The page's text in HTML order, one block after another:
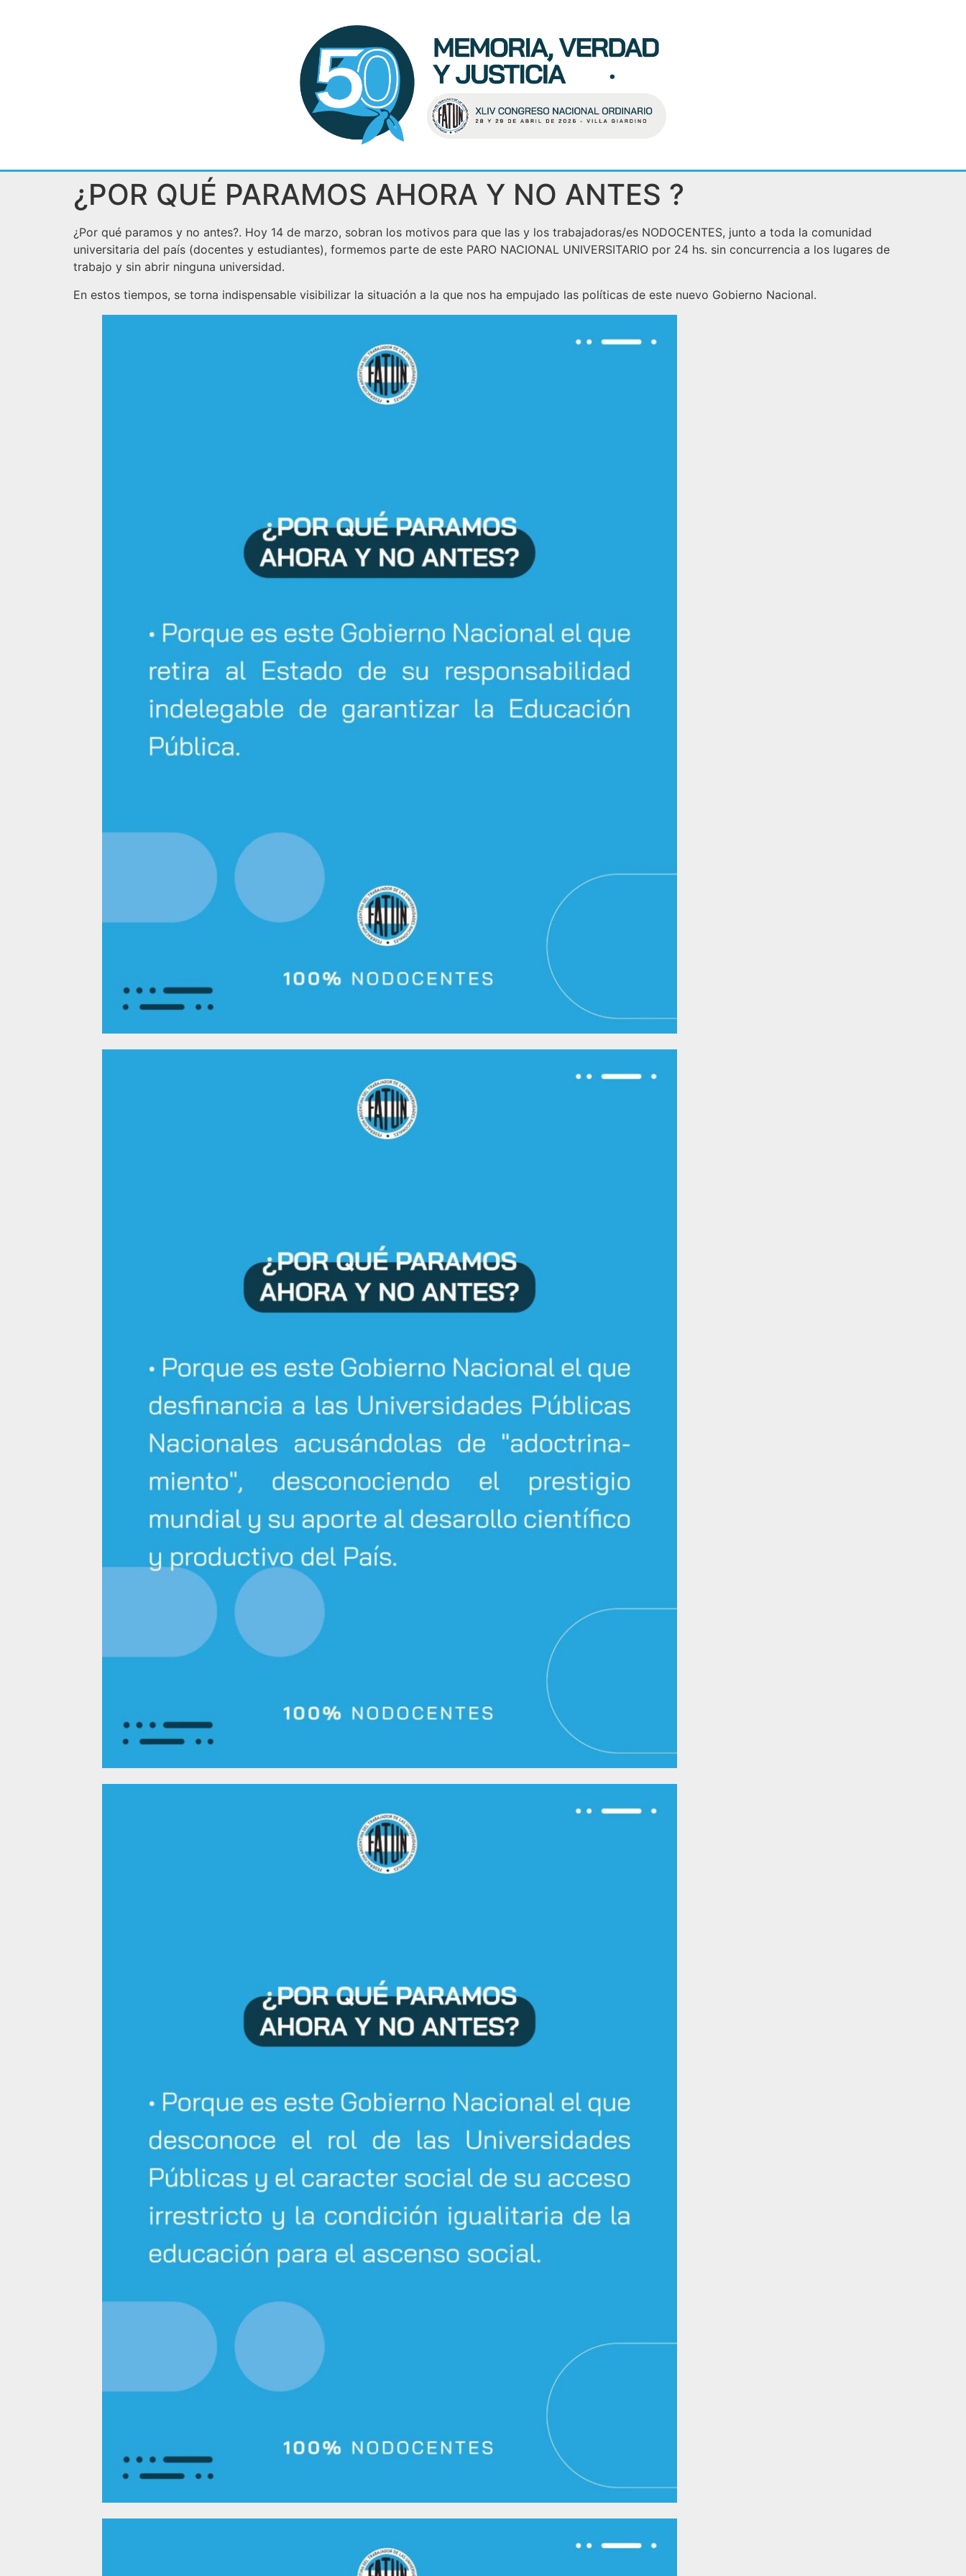
¿POR QUÉ PARAMOS AHORA Y NO ANTES ?
¿Por qué paramos y no antes?. Hoy 14 de marzo, sobran los motivos para que las y los trabajadoras/es NODOCENTES, junto a toda la comunidad
universitaria del país (docentes y estudiantes), formemos parte de este PARO NACIONAL UNIVERSITARIO por 24 hs. sin concurrencia a los lugares de
trabajo y sin abrir ninguna universidad.
En estos tiempos, se torna indispensable visibilizar la situación a la que nos ha empujado las políticas de este nuevo Gobierno Nacional.